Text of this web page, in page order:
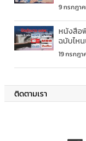
9 กรกฎา
หนังสือ
ฉบับไห
19 กรกฎ
ติดตามเรา